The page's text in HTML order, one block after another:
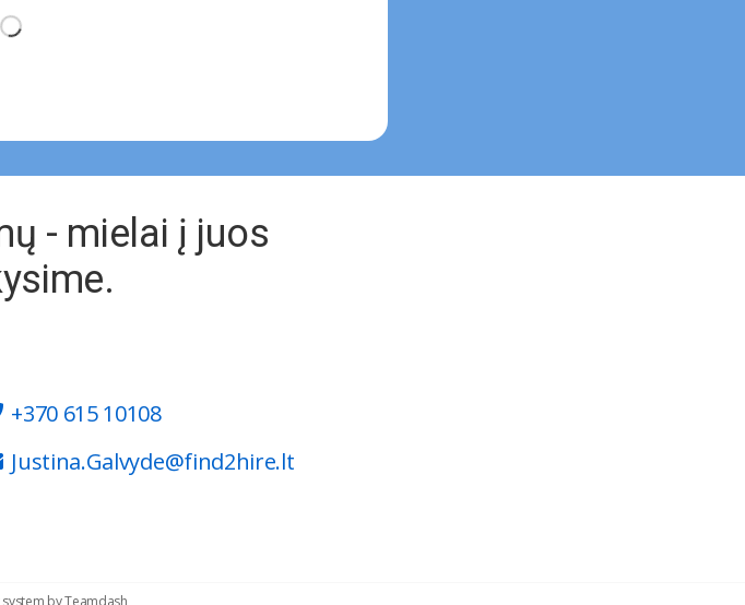
- mielai į juos
+370 615 10108
Justina.Galvyde@find2hire.lt
byTeamdash